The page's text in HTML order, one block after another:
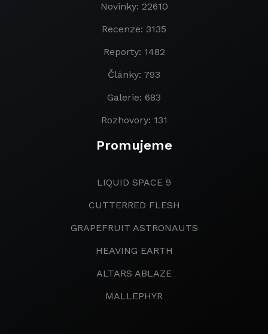
Novinky: 22610
Recenze: 3135
Reporty: 1482
Články: 793
Galerie: 683
Rozhovory: 131
Promujeme
LIQUID SPACE 9
CUTTERRED FLESH
GRAPEFRUIT ASTRONAUTS
HEAVING EARTH
ALTARS ABLAZE
MALLEPHYR